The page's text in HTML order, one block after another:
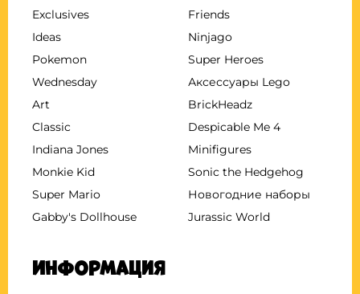
Exclusives
Friends
Ideas
Ninjago
Pokemon
Super Heroes
Wednesday
Аксессуары Lego
Art
BrickHeadz
Classic
Despicable Me 4
Indiana Jones
Minifigures
Monkie Kid
Sonic the Hedgehog
Super Mario
Новогодние наборы
Gabby's Dollhouse
Jurassic World
Информация